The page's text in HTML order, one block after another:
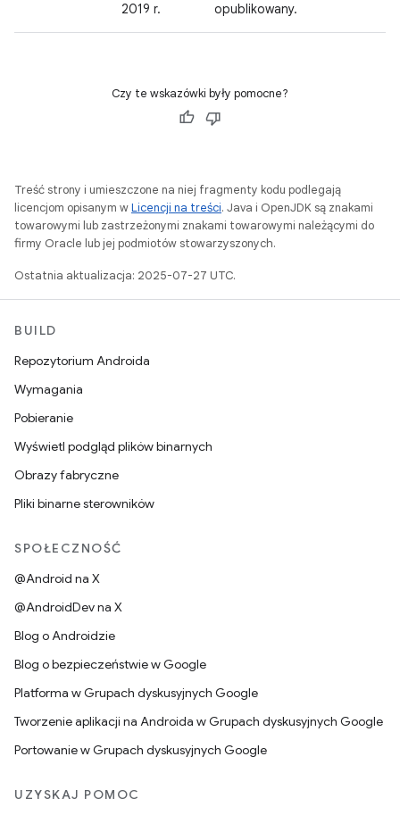
2019 r.
opublikowany.
Czy te wskazówki były pomocne?
Treść strony i umieszczone na niej fragmenty kodu podlegają
licencjom opisanym wLicencji na treści. Java i OpenJDK są znakami
towarowymi lub zastrzeżonymi znakami towarowymi należącymi do
firmy Oracle lub jej podmiotów stowarzyszonych.
Ostatnia aktualizacja: 2025-07-27 UTC.
BUILD
Repozytorium Androida
Wymagania
Pobieranie
Wyświetl podgląd plików binarnych
Obrazy fabryczne
Pliki binarne sterowników
SPOŁECZNOŚĆ
@Android na X
@AndroidDev na X
Blog o Androidzie
Blog o bezpieczeństwie w Google
Platforma w Grupach dyskusyjnych Google
Tworzenie aplikacji na Androida w Grupach dyskusyjnych Google
Portowanie w Grupach dyskusyjnych Google
UZYSKAJ POMOC